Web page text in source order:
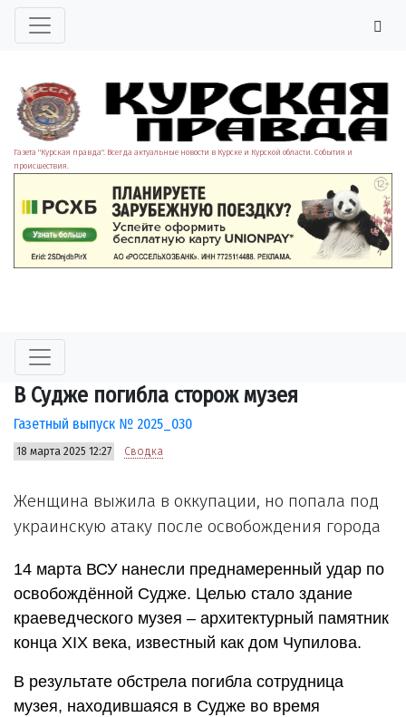
Газета "Курская правда". Всегда актуальные новости в Курске и Курской области. События и
происшествия.
В Судже погибла сторож музея
Газетный выпуск № 2025_030
18 марта 2025 12:27 Сводка
Женщина выжила в оккупации, но попала под
украинскую атаку после освобождения города
14 марта ВСУ нанесли преднамеренный удар по
освобождённой Судже. Целью стало здание
краеведческого музея – архитектурный памятник
конца XIX века, известный как дом Чупилова.
В результате обстрела погибла сотрудница
музея, находившаяся в Судже во время